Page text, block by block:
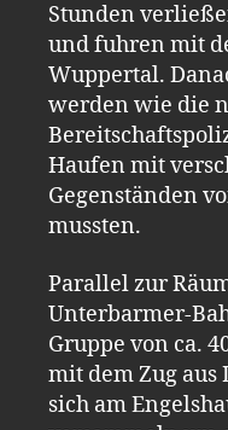
Stunden
und fuhren mit
Wuppertal.
werden wie die
Haufen mit
Gegenständen
mussten.
Parallel zur
Unterbarmer-
Gruppe von ca.
mit dem Zug
sich am